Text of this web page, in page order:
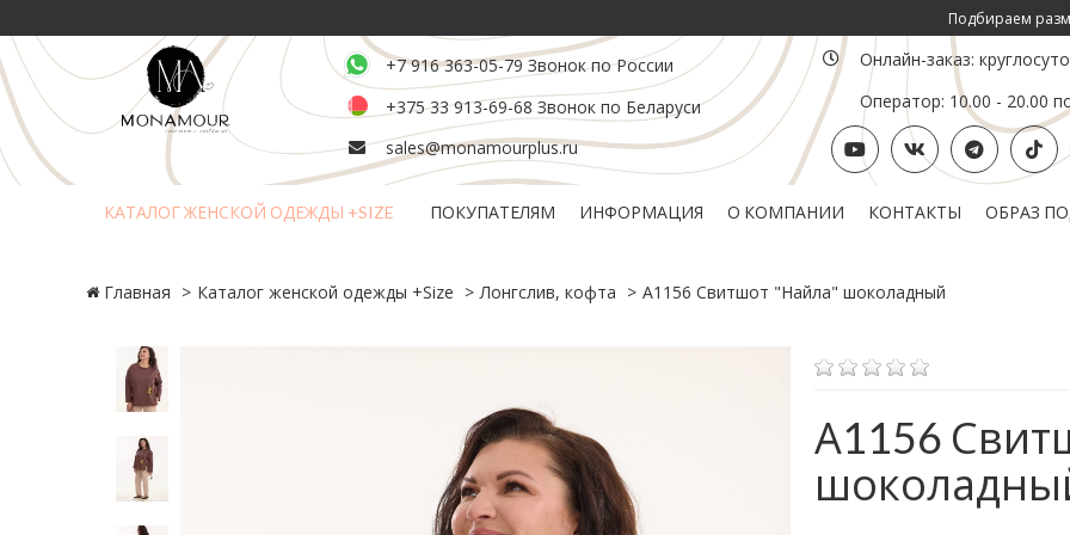
Подбираем размер по
+7 916 363-05-79 Звонок по России
+375 33 913-69-68 Звонок по Беларуси
sales@monamourplus.ru
Онлайн-заказ:
Оператор: 10.00 - 20.00
КАТАЛОГ ЖЕНСКОЙ ОДЕЖДЫ +SIZE ПОКУПАТЕЛЯМ ИНФОРМАЦИЯ О КОМПАНИИ КОНТАКТЫ ОБРАЗ
Главная Каталог женской одежды +Size Лонгслив, кофта А1156 Свитшот "Найла" шоколадный
А1156